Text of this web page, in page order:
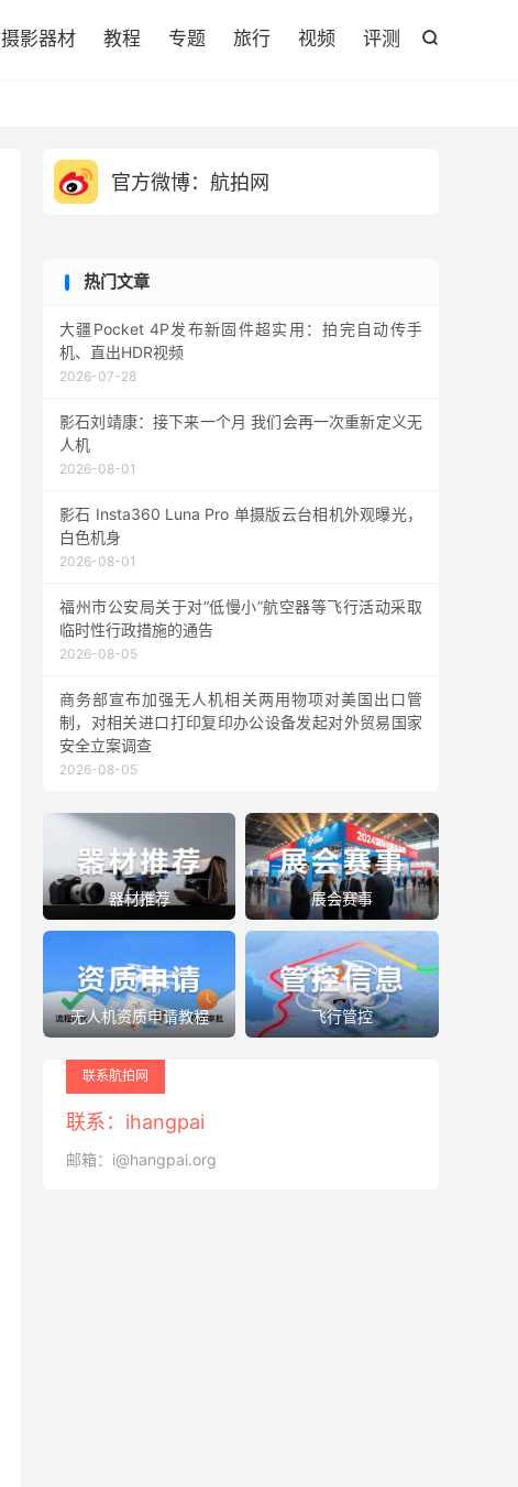

摄影器材 教程 专题 旅行 视频 评测
官方微博：航拍网
热门文章
大疆Pocket 4P发布新固件超实用：拍完自动传手
机、直出HDR视频
2026-07-28
影石刘靖康：接下来一个月 我们会再一次重新定义无
人机
2026-08-01
影石 Insta360 Luna Pro 单摄版云台相机外观曝光，
白色机身
2026-08-01
福州市公安局关于对“低慢小”航空器等飞行活动采取
临时性行政措施的通告
2026-08-05
商务部宣布加强无人机相关两用物项对美国出口管
制，对相关进口打印复印办公设备发起对外贸易国家
安全立案调查
2026-08-05
器材推荐 展会赛事
无人机资质申请教程 飞行管控
联系航拍网
联系：ihangpai
邮箱：i@hangpai.org